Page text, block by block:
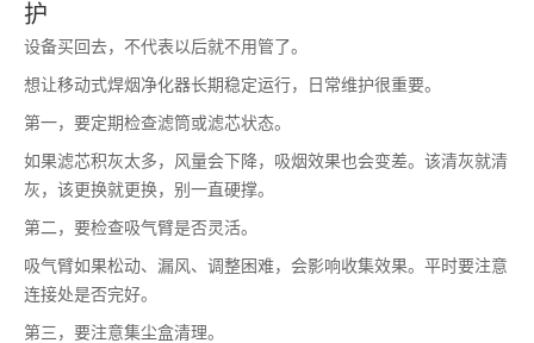
护
设备买回去，不代表以后就不用管了。
想让移动式焊烟净化器长期稳定运行，日常维护很重要。
第一，要定期检查滤筒或滤芯状态。
如果滤芯积灰太多，风量会下降，吸烟效果也会变差。该清灰就清
灰，该更换就更换，别一直硬撑。
第二，要检查吸气臂是否灵活。
吸气臂如果松动、漏风、调整困难，会影响收集效果。平时要注意
连接处是否完好。
第三，要注意集尘盒清理。